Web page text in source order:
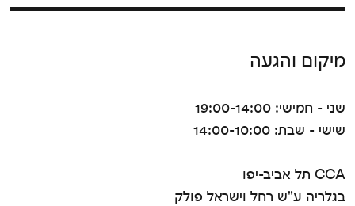
מיקום והגעה
שני - חמישי: 19:00-14:00
שישי - שבת: 14:00-10:00
CCA תל אביב-יפו
בגלריה ע"ש רחל וישראל פולק